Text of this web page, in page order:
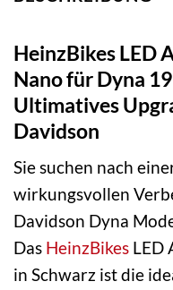
HeinzBikes LED
Nano für Dyna
Ultimatives
Davidson
Sie suchen nach
wirkungsvollen
Davidson Dyna
Das HeinzBikes LED
in Schwarz ist die